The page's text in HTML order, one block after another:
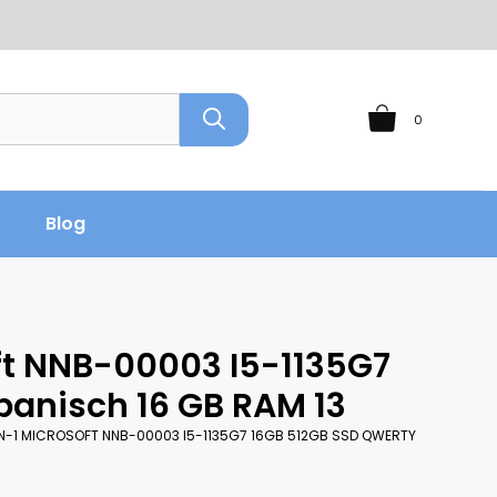
0
Blog
00003 I5-1135G7
16 GB RAM 13
1 MICROSOFT NNB-00003 I5-1135G7 16GB 512GB SSD QWERTY